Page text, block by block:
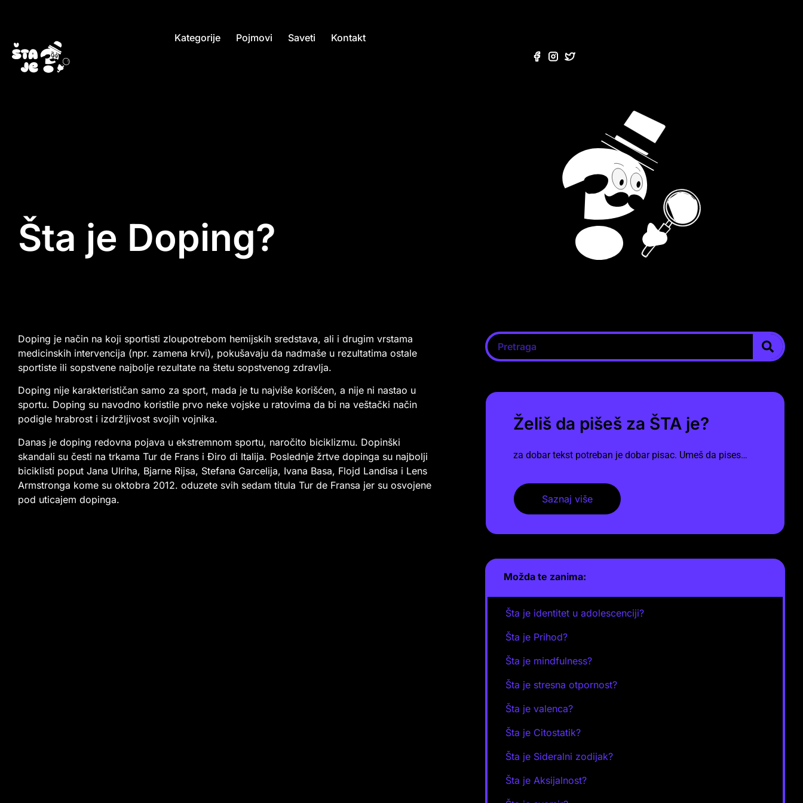
Kategorije Pojmovi Saveti Kontakt
Šta je Doping?
Doping je način na koji sportisti zloupotrebom hemijskih sredstava, ali i drugim vrstama
medicinskih intervencija (npr. zamena krvi), pokušavaju da nadmaše u rezultatima ostale
sportiste ili sopstvene najbolje rezultate na štetu sopstvenog zdravlja.
Doping nije karakterističan samo za sport, mada je tu najviše korišćen, a nije ni nastao u
sportu. Doping su navodno koristile prvo neke vojske u ratovima da bi na veštački način
podigle hrabrost i izdržljivost svojih vojnika.
Danas je doping redovna pojava u ekstremnom sportu, naročito biciklizmu. Dopinški
skandali su česti na trkama Tur de Frans i Điro di Italija. Poslednje žrtve dopinga su najbolji
biciklisti poput Jana Ulriha, Bjarne Rijsa, Stefana Garcelija, Ivana Basa, Flojd Landisa i Lens
Armstronga kome su oktobra 2012. oduzete svih sedam titula Tur de Fransa jer su osvojene
pod uticajem dopinga.
Želiš da pišeš za ŠTA je?
za dobar tekst potreban je dobar pisac. Umeš da pises…
Saznaj više
Možda te zanima:
Šta je identitet u adolescenciji?
Šta je Prihod?
Šta je mindfulness?
Šta je stresna otpornost?
Šta je valenca?
Šta je Citostatik?
Šta je Sideralni zodijak?
Šta je Aksijalnost?